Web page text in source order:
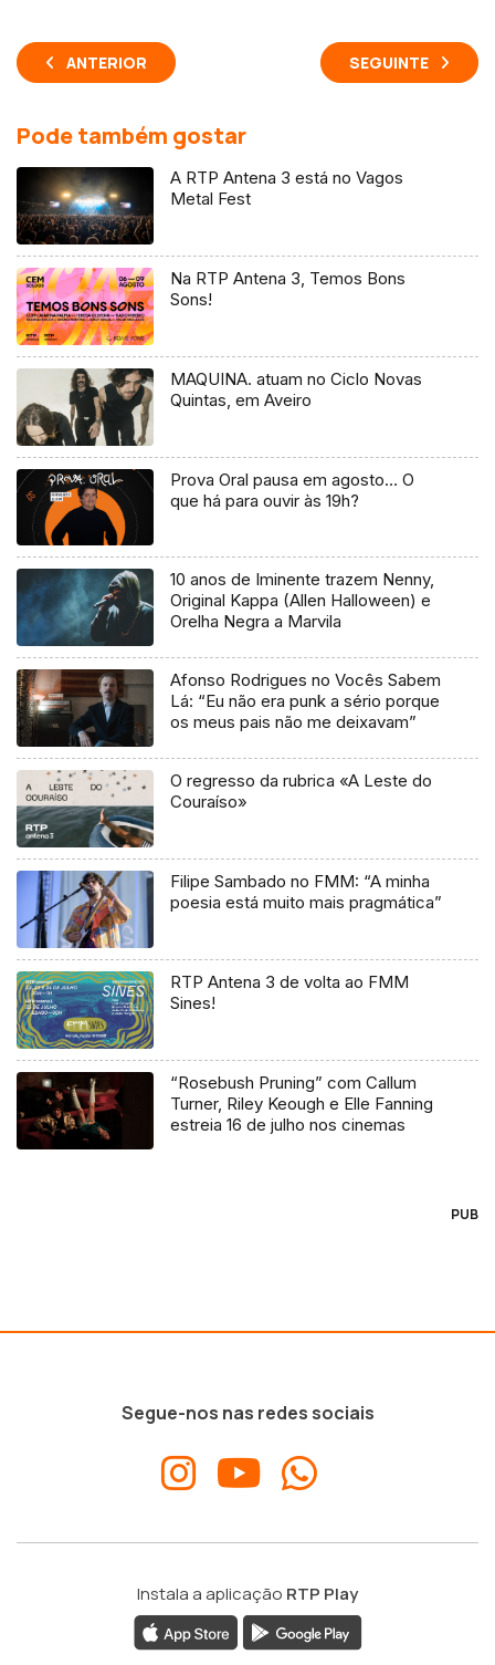
ANTERIOR SEGUINTE
Pode também gostar
A RTP Antena 3 está no Vagos
Metal Fest
Na RTP Antena 3, Temos Bons
Sons!
MAQUINA. atuam no Ciclo Novas
Quintas, em Aveiro
Prova Oral pausa em agosto… O
que há para ouvir às 19h?
10 anos de Iminente trazem Nenny,
Original Kappa (Allen Halloween) e
Orelha Negra a Marvila
Afonso Rodrigues no Vocês Sabem
Lá: “Eu não era punk a sério porque
os meus pais não me deixavam”
O regresso da rubrica «A Leste do
Couraíso»
Filipe Sambado no FMM: “A minha
poesia está muito mais pragmática”
RTP Antena 3 de volta ao FMM
Sines!
“Rosebush Pruning” com Callum
Turner, Riley Keough e Elle Fanning
estreia 16 de julho nos cinemas
PUB
Segue-nos nas redes sociais
Instala a aplicação RTP Play